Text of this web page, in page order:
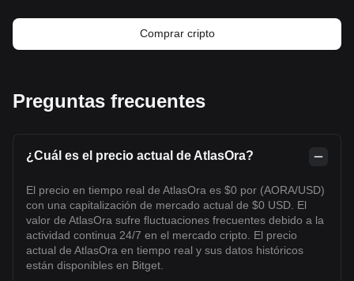
Comprar cripto
Preguntas frecuentes
¿Cuál es el precio actual de AtlasOra?
El precio en tiempo real de AtlasOra es $0 por (AORA/USD)
con una capitalización de mercado actual de $0 USD. El
valor de AtlasOra sufre fluctuaciones frecuentes debido a la
actividad continua 24/7 en el mercado cripto. El precio
actual de AtlasOra en tiempo real y sus datos históricos
están disponibles en Bitget.